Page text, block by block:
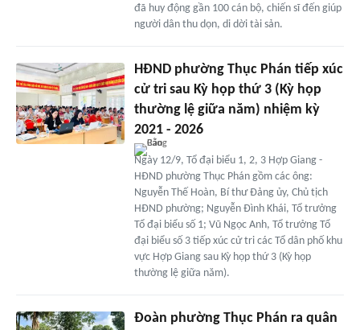
đã huy động gần 100 cán bộ, chiến sĩ đến giúp
người dân thu dọn, di dời tài sản.
HĐND phường Thục Phán tiếp xúc
cử tri sau Kỳ họp thứ 3 (Kỳ họp
thường lệ giữa năm) nhiệm kỳ
2021 - 2026
Ngày 12/9, Tổ đại biểu 1, 2, 3 Hợp Giang -
HĐND phường Thục Phán gồm các ông:
Nguyễn Thế Hoàn, Bí thư Đảng ủy, Chủ tịch
HĐND phường; Nguyễn Đình Khái, Tổ trưởng
Tổ đại biểu số 1; Vũ Ngọc Anh, Tổ trưởng Tổ
đại biểu số 3 tiếp xúc cử tri các Tổ dân phố khu
vực Hợp Giang sau Kỳ họp thứ 3 (Kỳ họp
thường lệ giữa năm).
Đoàn phường Thục Phán ra quân